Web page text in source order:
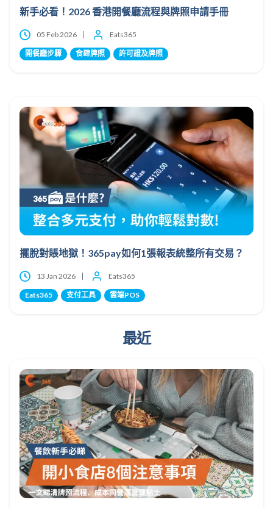
新手必看！2026 香港開餐廳流程與牌照申請手冊
05 Feb 2026 Eats365
開餐廳步驟 食肆牌照 許可證及牌照
擺脫對賬地獄！365pay如何1張報表統整所有交易？
13 Jan 2026 Eats365
Eats365 支付工具 雲端POS
最近